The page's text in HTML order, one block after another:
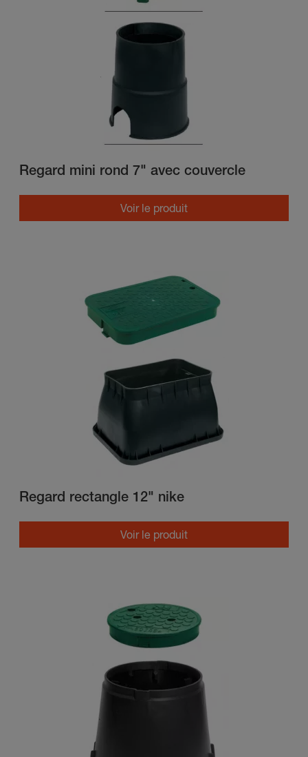
Regard mini rond 7" avec couvercle
Voir le produit
Regard rectangle 12" nike
Voir le produit